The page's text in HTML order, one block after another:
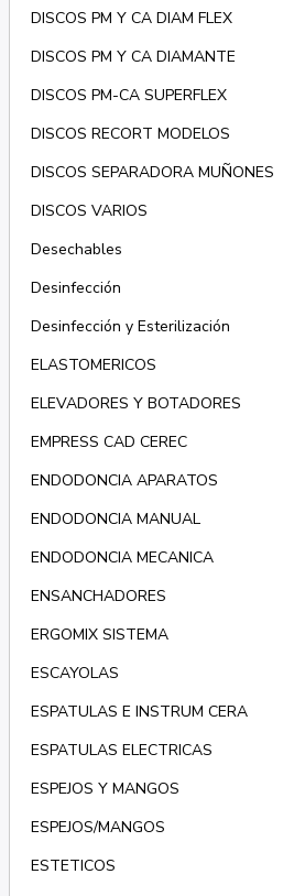
DISCOS PM Y CA DIAM FLEX
DISCOS PM Y CA DIAMANTE
DISCOS PM-CA SUPERFLEX
DISCOS RECORT MODELOS
DISCOS SEPARADORA MUÑONES
DISCOS VARIOS
Desechables
Desinfección
Desinfección y Esterilización
ELASTOMERICOS
ELEVADORES Y BOTADORES
EMPRESS CAD CEREC
ENDODONCIA APARATOS
ENDODONCIA MANUAL
ENDODONCIA MECANICA
ENSANCHADORES
ERGOMIX SISTEMA
ESCAYOLAS
ESPATULAS E INSTRUM CERA
ESPATULAS ELECTRICAS
ESPEJOS Y MANGOS
ESPEJOS/MANGOS
ESTETICOS